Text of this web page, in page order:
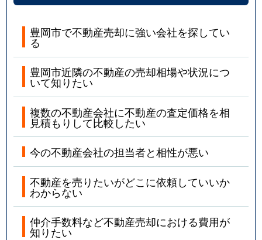
豊岡市で不動産売却に強い会社を探してい
る
豊岡市近隣の不動産の売却相場や状況につ
いて知りたい
複数の不動産会社に不動産の査定価格を相
見積もりして比較したい
今の不動産会社の担当者と相性が悪い
不動産を売りたいがどこに依頼していいか
わからない
仲介手数料など不動産売却における費用が
知りたい